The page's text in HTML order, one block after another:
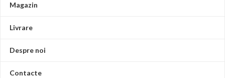
Magazin
Livrare
Despre noi
Contacte